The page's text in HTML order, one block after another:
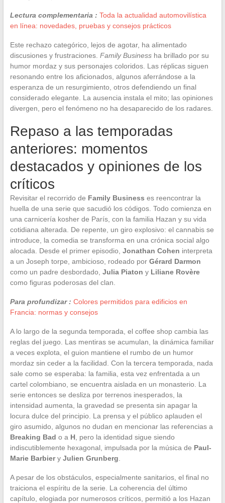
Lectura complementaria : Toda la actualidad automovilística
en línea: novedades, pruebas y consejos prácticos
Este rechazo categórico, lejos de agotar, ha alimentado
discusiones y frustraciones. Family Businessha brillado por su
humor mordaz y sus personajes coloridos. Las réplicas siguen
resonando entre los aficionados, algunos aferrándose a la
esperanza de un resurgimiento, otros defendiendo un final
considerado elegante. La ausencia instala el mito; las opiniones
divergen, pero el fenómeno no ha desaparecido de los radares.
Repaso a las temporadas
anteriores: momentos
destacados y opiniones de los
críticos
Revisitar el recorrido de Family Business es reencontrar la
huella de una serie que sacudió los códigos. Todo comienza en
una carnicería kosher de París, con la familia Hazan y su vida
cotidiana alterada. De repente, un giro explosivo: el cannabis se
introduce, la comedia se transforma en una crónica social algo
alocada. Desde el primer episodio, Jonathan Cohen interpreta
a un Joseph torpe, ambicioso, rodeado por Gérard Darmon
como un padre desbordado, Julia Piaton y Liliane Rovère
como figuras poderosas del clan.
Para profundizar : Colores permitidos para edificios en
Francia: normas y consejos
A lo largo de la segunda temporada, el coffee shop cambia las
reglas del juego. Las mentiras se acumulan, la dinámica familiar
a veces explota, el guion mantiene el rumbo de un humor
mordaz sin ceder a la facilidad. Con la tercera temporada, nada
sale como se esperaba: la familia, esta vez enfrentada a un
cartel colombiano, se encuentra aislada en un monasterio. La
serie entonces se desliza por terrenos inesperados, la
intensidad aumenta, la gravedad se presenta sin apagar la
locura dulce del principio. La prensa y el público aplauden el
giro asumido, algunos no dudan en mencionar las referencias a
Breaking Bad o a H, pero la identidad sigue siendo
indiscutiblemente hexagonal, impulsada por la música de Paul-
Marie Barbiery Julien Grunberg
A pesar de los obstáculos, especialmente sanitarios, el final no
traiciona el espíritu de la serie. La coherencia del último
capítulo, elogiada por numerosos críticos, permitió a los Hazan